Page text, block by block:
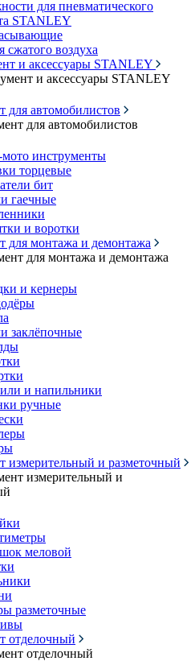
для пневматического
STANLEY
воздуха
и аксессуары STANLEY
и аксессуары STANLEY
для автомобилистов
для автомобилистов
инструменты
торцевые
бит
гаечные
и воротки
для монтажа и демонтажа
для монтажа и демонтажа
и кернеры
заклёпочные
и напильники
ручные
измерительный и разметочный
измерительный и
меловой
разметочные
отделочный
отделочный